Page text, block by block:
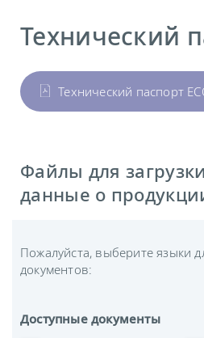
Технический
Технический паспорт
Файлы для
данные о
Пожалуйста, выберите языки
документов:
Доступные документы